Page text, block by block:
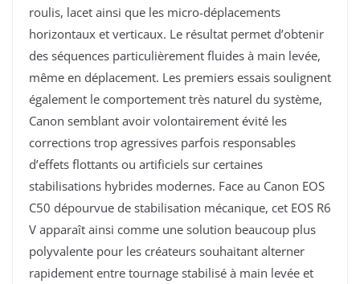
roulis, lacet ainsi que les micro-déplacements
horizontaux et verticaux. Le résultat permet d’obtenir
des séquences particulièrement fluides à main levée,
même en déplacement. Les premiers essais soulignent
également le comportement très naturel du système,
Canon semblant avoir volontairement évité les
corrections trop agressives parfois responsables
d’effets flottants ou artificiels sur certaines
stabilisations hybrides modernes. Face au Canon EOS
C50 dépourvue de stabilisation mécanique, cet EOS R6
V apparaît ainsi comme une solution beaucoup plus
polyvalente pour les créateurs souhaitant alterner
rapidement entre tournage stabilisé à main levée et